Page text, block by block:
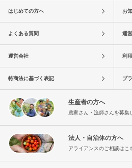
はじめての方へ お
よくある質問 運
運営会社 利
特商法に基づく表記 プ
生産者の方へ
農家さん・漁師さんを募集
法人・自治体の方へ
アライアンスのご相談はこ